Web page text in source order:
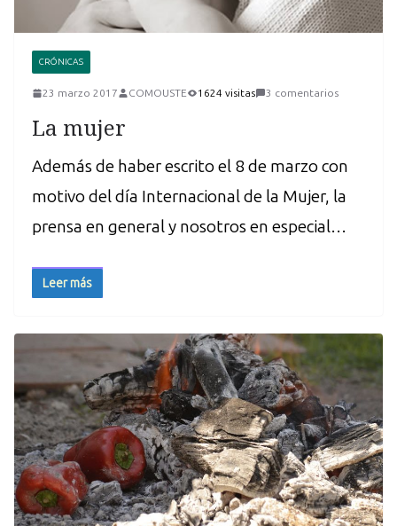
CRÓNICAS
23 marzo 2017 COMOUSTE 1624 visitas 3 comentarios
La mujer
Además de haber escrito el 8 de marzo con
motivo del día Internacional de la Mujer, la
prensa en general y nosotros en especial…
Leer más